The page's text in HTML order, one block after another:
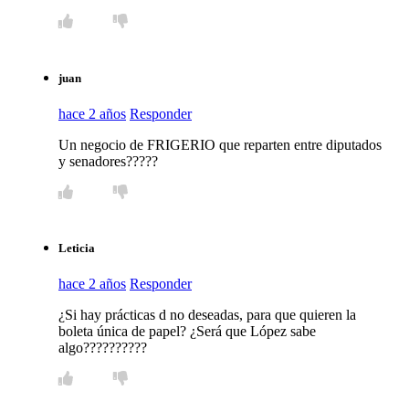
juan
hace 2 años Responder
Un negocio de FRIGERIO que reparten entre diputados
y senadores?????
Leticia
hace 2 años Responder
¿Si hay prácticas d no deseadas, para que quieren la
boleta única de papel? ¿Será que López sabe
algo??????????